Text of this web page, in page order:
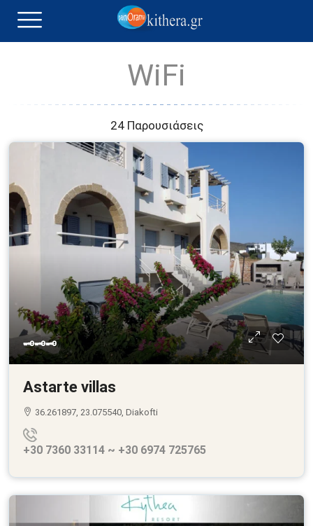
WiFi
24 Παρουσιάσεις
🗝🗝🗝
Astarte villas
36.261897, 23.075540, Diakofti
+30 7360 33114 ~ +30 6974 725765